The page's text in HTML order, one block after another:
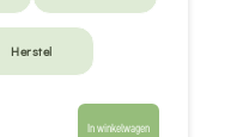
Herstel
In winkelwagen